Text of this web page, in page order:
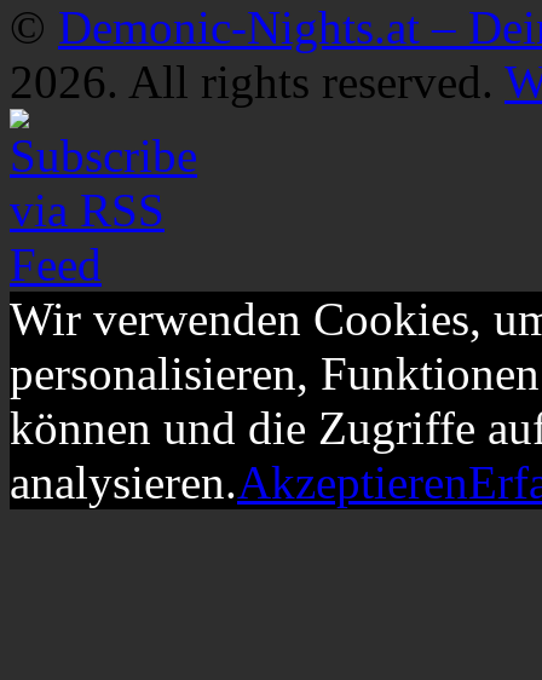
© Demonic-Nights.at –
2026. All rights reserved.
Wir verwenden Cookies,
personalisieren,
können und die Zugriffe
analysieren.Akzeptieren